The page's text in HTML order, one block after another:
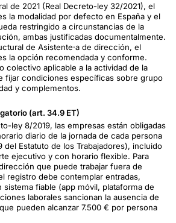
de 2021 (Real Decreto-ley 32/2021), el
la modalidad por defecto en España y el
restringido a circunstancias de la
ambas justificadas documentalmente.
de Asistente·a de dirección, el
la opción recomendada y conforme.
colectivo aplicable a la actividad de la
fijar condiciones específicas sobre grupo
y complementos.
(art. 34.9 ET)
ley 8/2019, las empresas están obligadas
diario de la jornada de cada persona
del Estatuto de los Trabajadores), incluido
ejecutivo y con horario flexible. Para
que puede trabajar fuera de
registro debe contemplar entradas,
sistema fiable (app móvil, plataforma de
laborales sancionan la ausencia de
pueden alcanzar 7.500 € por persona